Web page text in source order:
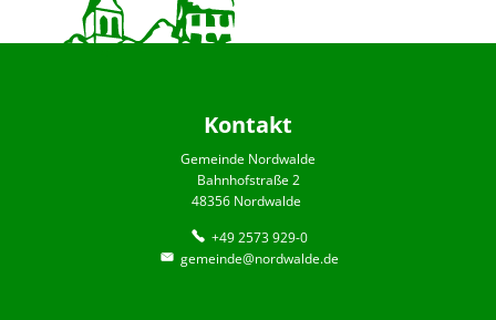
Kontakt
Gemeinde Nordwalde
Bahnhofstraße 2
48356 Nordwalde
+49 2573 929-0
gemeinde@nordwalde.de